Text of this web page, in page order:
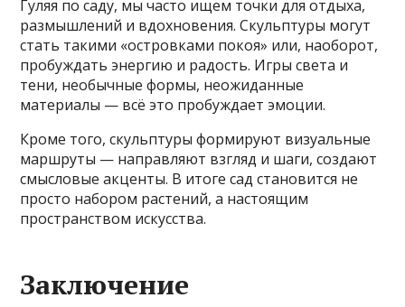
Гуляя по саду, мы часто ищем точки для отдыха,
размышлений и вдохновения. Скульптуры могут
стать такими «островками покоя» или, наоборот,
пробуждать энергию и радость. Игры света и
тени, необычные формы, неожиданные
материалы — всё это пробуждает эмоции.
Кроме того, скульптуры формируют визуальные
маршруты — направляют взгляд и шаги, создают
смысловые акценты. В итоге сад становится не
просто набором растений, а настоящим
пространством искусства.
Заключение